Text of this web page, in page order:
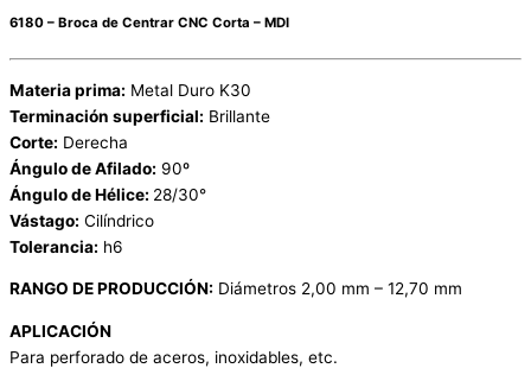
6180 – Broca de Centrar CNC Corta – MDI
Materia prima: Metal Duro K30
Terminación superficial: Brillante
Corte: Derecha
Ángulo de Afilado: 90º
Ángulo de Hélice: 28/30°
Vástago: Cilíndrico
Tolerancia: h6
RANGO DE PRODUCCIÓN: Diámetros 2,00 mm – 12,70 mm
APLICACIÓN
Para perforado de aceros, inoxidables, etc.